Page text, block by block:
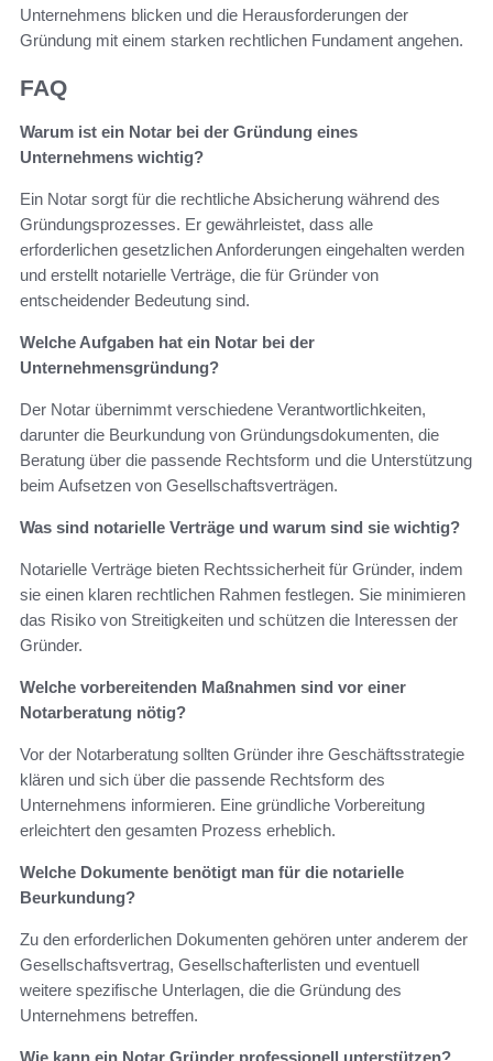
Unternehmens blicken und die Herausforderungen der
Gründung mit einem starken rechtlichen Fundament angehen.
FAQ
Warum ist ein Notar bei der Gründung eines
Unternehmens wichtig?
Ein Notar sorgt für die rechtliche Absicherung während des
Gründungsprozesses. Er gewährleistet, dass alle
erforderlichen gesetzlichen Anforderungen eingehalten werden
und erstellt notarielle Verträge, die für Gründer von
entscheidender Bedeutung sind.
Welche Aufgaben hat ein Notar bei der
Unternehmensgründung?
Der Notar übernimmt verschiedene Verantwortlichkeiten,
darunter die Beurkundung von Gründungsdokumenten, die
Beratung über die passende Rechtsform und die Unterstützung
beim Aufsetzen von Gesellschaftsverträgen.
Was sind notarielle Verträge und warum sind sie wichtig?
Notarielle Verträge bieten Rechtssicherheit für Gründer, indem
sie einen klaren rechtlichen Rahmen festlegen. Sie minimieren
das Risiko von Streitigkeiten und schützen die Interessen der
Gründer.
Welche vorbereitenden Maßnahmen sind vor einer
Notarberatung nötig?
Vor der Notarberatung sollten Gründer ihre Geschäftsstrategie
klären und sich über die passende Rechtsform des
Unternehmens informieren. Eine gründliche Vorbereitung
erleichtert den gesamten Prozess erheblich.
Welche Dokumente benötigt man für die notarielle
Beurkundung?
Zu den erforderlichen Dokumenten gehören unter anderem der
Gesellschaftsvertrag, Gesellschafterlisten und eventuell
weitere spezifische Unterlagen, die die Gründung des
Unternehmens betreffen.